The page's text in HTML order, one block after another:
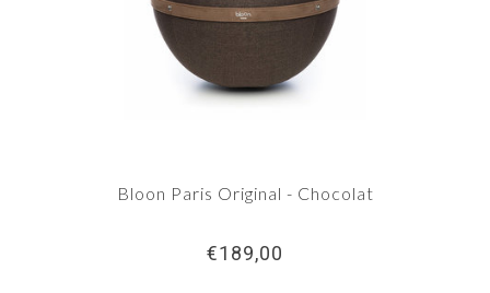
Bloon Paris Original - Chocolat
€189,00